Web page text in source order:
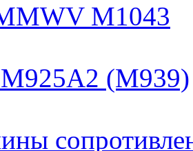
M1043
(M939)